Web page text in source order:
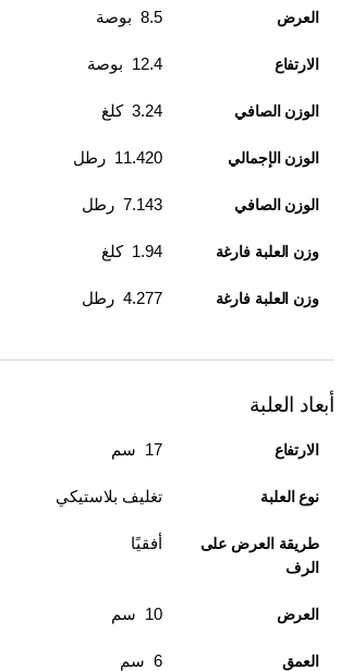
العرض 8.5 بوصة
الارتفاع 12.4 بوصة
الوزن الصافي 3.24 كلغ
الوزن الإجمالي 11.420 رطل
الوزن الصافي 7.143 رطل
وزن العلبة فارغة 1.94 كلغ
وزن العلبة فارغة 4.277 رطل
أبعاد العلبة
الارتفاع 17 سم
نوع العلبة تغليف بلاستيكي
طريقة العرض على
الرف
أفقيًا
العرض 10 سم
العمق 6 سم